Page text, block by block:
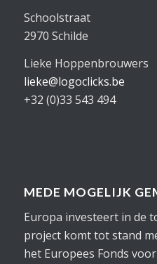
Schoolstraat
2970 Schilde
Lieke Hoppenbrouwers
lieke@logoclicks.be
+32 (0)33 543 494
MEDE MOGELIJK
Europa investeert in de
project komt tot stand
het Europees Fonds